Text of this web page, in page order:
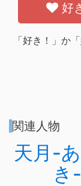
好
「好き！」か
関連人物
天月-
き-